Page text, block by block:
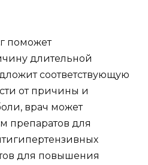
поможет
длительной
соответствующую
от причины и
врач может
препаратов для
для повышения